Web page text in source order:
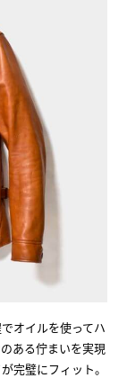
オイルを使ってハ
ある佇まいを実現
完璧にフィット。